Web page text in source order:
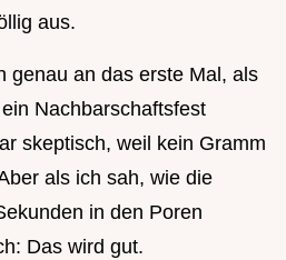
aus.
genau an das erste Mal, als
Nachbarschaftsfest
skeptisch, weil kein Gramm
als ich sah, wie die
in den Poren
Das wird gut.